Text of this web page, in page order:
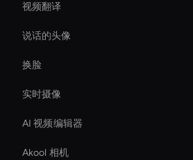
视频翻译
说话的头像
换脸
实时摄像
AI 视频编辑器
Akool 相机